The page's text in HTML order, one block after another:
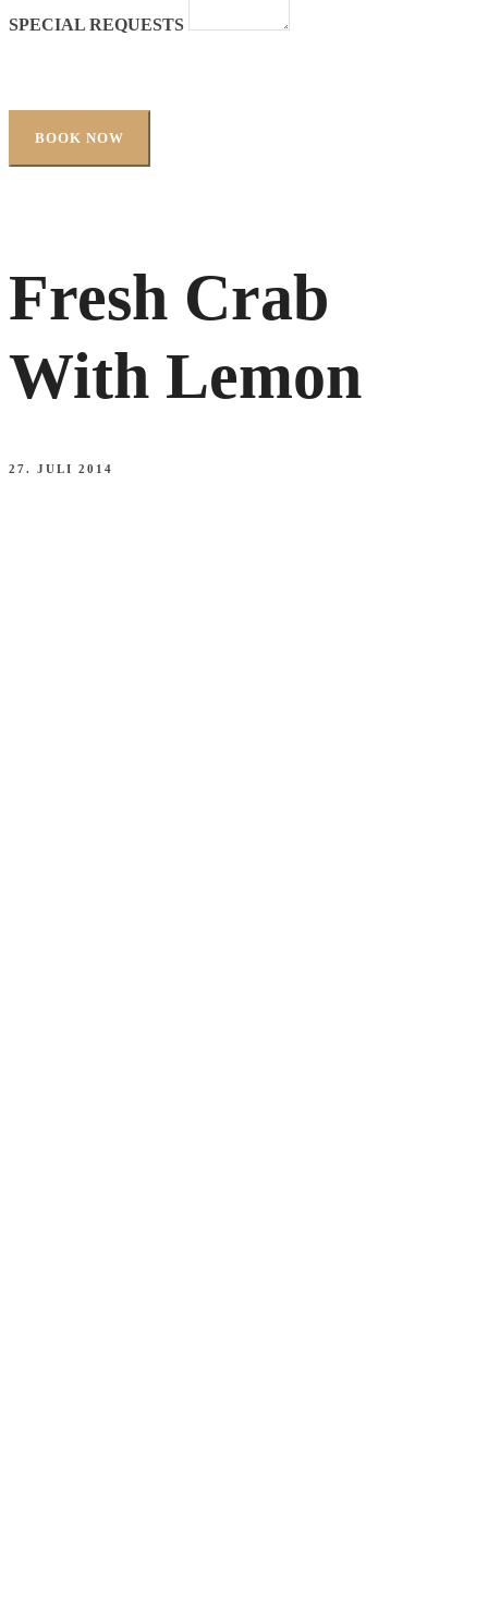
SPECIAL REQUESTS
Fresh Crab
With Lemon
27. JULI 2014